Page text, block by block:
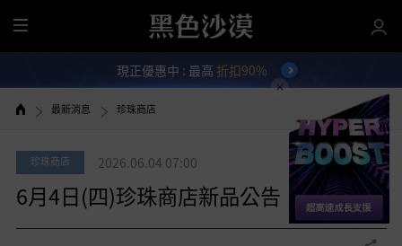
全
部
單
現正優惠中 : 最高 折扣90%
最新消息 珍珠商店
珍珠商店 2026.06.04 07:00
6月4日(四)珍珠商店新品公告